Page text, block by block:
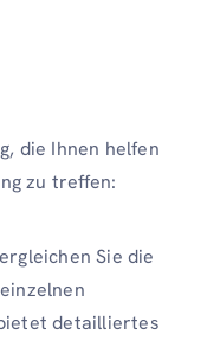
die Ihnen helfen
zu treffen:
Sie die
detailliertes